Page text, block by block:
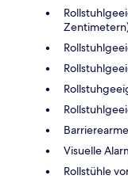
Visuelle
Rollstühle